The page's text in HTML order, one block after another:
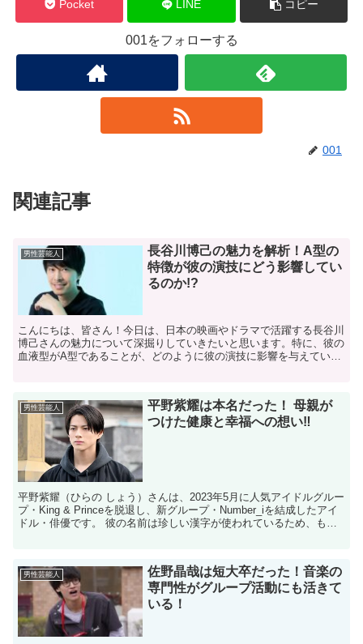
Pocket LINE コピー
001をフォローする
001
関連記事
男性芸能人
長谷川博己の魅力を解析！A型の
特徴が彼の演技にどう影響してい
るのか!?
こんにちは、皆さん！今日は、日本の映画やドラマで活躍する長谷川
博己さんの魅力について深掘りしていきたいと思います。特に、彼の
血液型がA型であることが、どのように彼の演技に影響を与えている
男性芸能人
平野紫耀は本名だった！ 母親が
つけた健康と幸福への想い‼
平野紫耀（ひらの しょう）さんは、2023年5月に人気アイドルグルー
プ・King & Princeを脱退し、新グループ・Number_iを結成したアイ
ドル・俳優です。 彼の名前は珍しい漢字が使われているため、もし
男性芸能人
佐野晶哉は短大卒だった！音楽の
専門性がグループ活動にも活きて
いる！